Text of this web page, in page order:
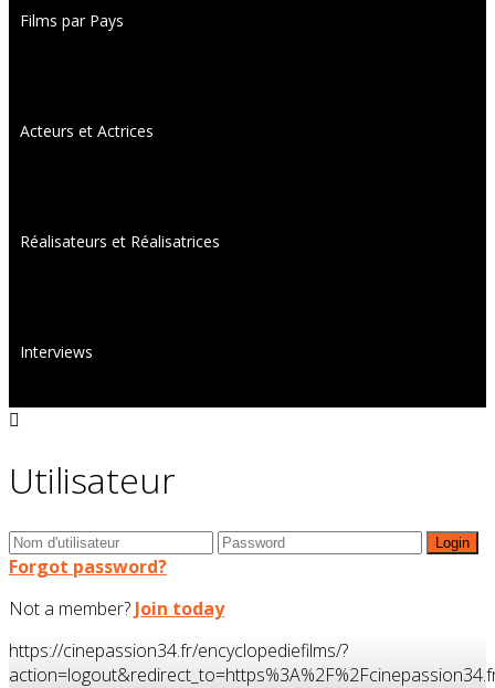
Films par Pays
Acteurs et Actrices
Réalisateurs et Réalisatrices
Interviews
Utilisateur
Forgot password?
Not a member? Join today
https://cinepassion34.fr/encyclopediefilms/?